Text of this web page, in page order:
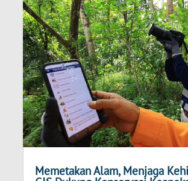
Memetakan Alam, Menjaga